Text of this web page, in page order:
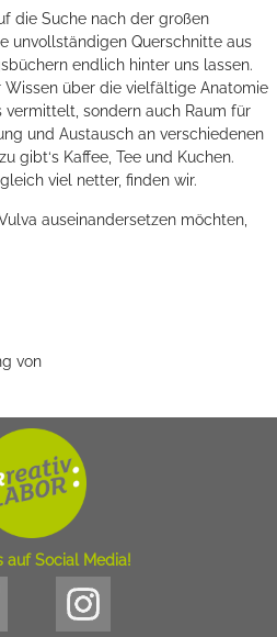
die Suche nach der großen
unvollständigen Querschnitte aus
endlich hinter uns lassen.
Wissen über die vielfältige Anatomie
vermittelt, sondern auch Raum für
und Austausch an verschiedenen
gibt‘s Kaffee, Tee und Kuchen.
viel netter, finden wir.
auseinandersetzen möchten,
von
auf Social Media!